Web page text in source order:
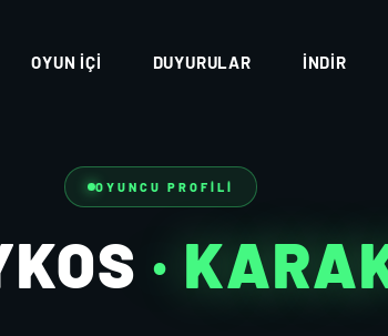
OYUN İÇI DUYURULAR İNDIR
OYUNCU PROFILI
·